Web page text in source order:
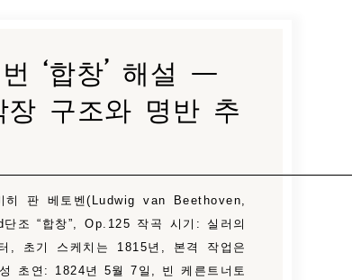
‘합창’ 해설 —
구조와 명반 추
판 베토벤(Ludwig van Beethoven,
조 “합창”, Op.125 작곡 시기: 실러의
, 초기 스케치는 1815년, 본격 작업은
초연: 1824년 5월 7일, 빈 케른트너토